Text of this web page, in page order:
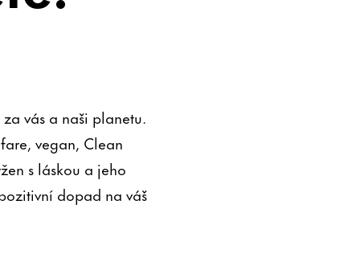
vás a naši planetu.
vegan, Clean
s láskou a jeho
dopad na váš